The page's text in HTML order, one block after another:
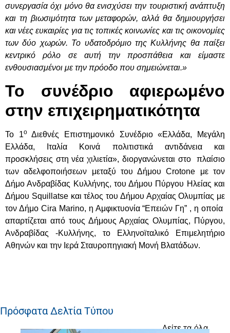
συνεργασία όχι μόνο θα ενισχύσει την τουριστική ανάπτυξη
και τη βιωσιμότητα των μεταφορών, αλλά θα δημιουργήσει
και νέες ευκαιρίες για τις τοπικές κοινωνίες και τις οικονομίες
των δύο χωρών. Το υδατοδρόμιο της Κυλλήνης θα παίξει
κεντρικό ρόλο σε αυτή την προσπάθεια και είμαστε
ενθουσιασμένοι με την πρόοδο που σημειώνεται.»
Το συνέδριο αφιερωμένο
στην επιχειρηματικότητα
Το 1οΔιεθνές Επιστημονικό Συνέδριο «Ελλάδα, Μεγάλη
Ελλάδα, Ιταλία Κοινά πολιτιστικά αντιδάνεια και
προσκλήσεις στη νέα χιλιετία», διοργανώνεται στο πλαίσιο
των αδελφοποιήσεων μεταξύ του Δήμου Crotone με τον
Δήμο Ανδραβίδας Κυλλήνης, του Δήμου Πύργου Ηλείας και
Δήμου Squillatse και τέλος του Δήμου Αρχαίας Ολυμπίας με
τον Δήμο Cira Marino, η Αμφικτυονία “Επειών Γη” , η οποία
απαρτίζεται από τους Δήμους Αρχαίας Ολυμπίας, Πύργου,
Ανδραβίδας -Κυλλήνης, το Ελληνοϊταλικό Επιμελητήριο
Αθηνών και την Ιερά Σταυροπηγιακή Μονή Βλατάδων.
Πρόσφατα Δελτία Τύπου
Δείτε τα όλα